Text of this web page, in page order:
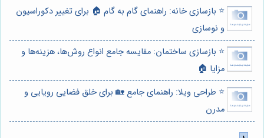
⭐️ بازسازی خانه: راهنمای گام به گام 🏠 برای تغییر دکوراسیون
و نوسازی
⭐️ بازسازی ساختمان: مقایسه جامع انواع روش‌ها، هزینه‌ها و
مزایا 🏠
⭐️ طراحی ویلا: راهنمای جامع 🏡 برای خلق فضایی رویایی و
مدرن